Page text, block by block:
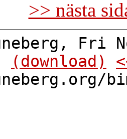
>> nästa
Fri
(download)